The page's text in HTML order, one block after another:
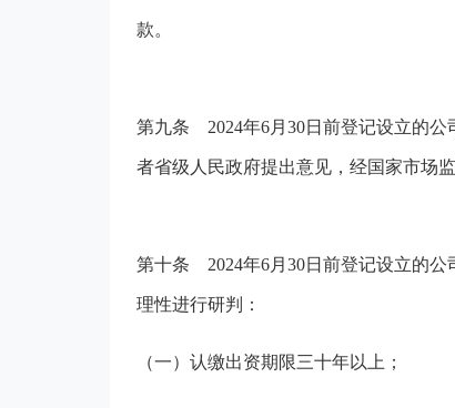
款。
第九条 2024年6月30日前登记设立的
者省级人民政府提出意见，经国家市场
第十条 2024年6月30日前登记设立的公
理性进行研判：
（一）认缴出资期限三十年以上；